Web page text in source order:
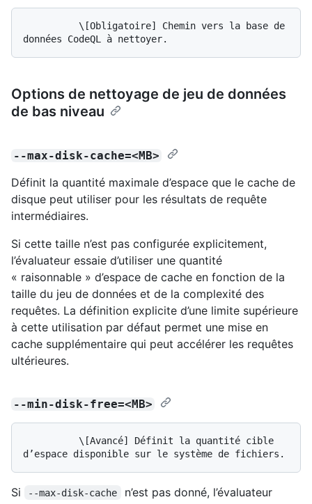
Options de nettoyage de jeu de données
de bas niveau
--max-disk-cache=<MB>
Définit la quantité maximale d’espace que le cache de
disque peut utiliser pour les résultats de requête
intermédiaires.
Si cette taille n’est pas configurée explicitement,
l’évaluateur essaie d’utiliser une quantité
« raisonnable » d’espace de cache en fonction de la
taille du jeu de données et de la complexité des
requêtes. La définition explicite d’une limite supérieure
à cette utilisation par défaut permet une mise en
cache supplémentaire qui peut accélérer les requêtes
ultérieures.
--min-disk-free=<MB>
Si --max-disk-cache
n’est pas donné, l’évaluateur